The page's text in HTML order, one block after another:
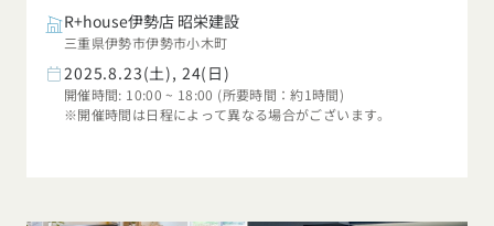
R+house伊勢店 昭栄建設
三重県伊勢市伊勢市小木町
2025.8.23(土), 24(日)
開催時間: 10:00 ~ 18:00 (所要時間：約1時間)
※開催時間は日程によって異なる場合がございます。